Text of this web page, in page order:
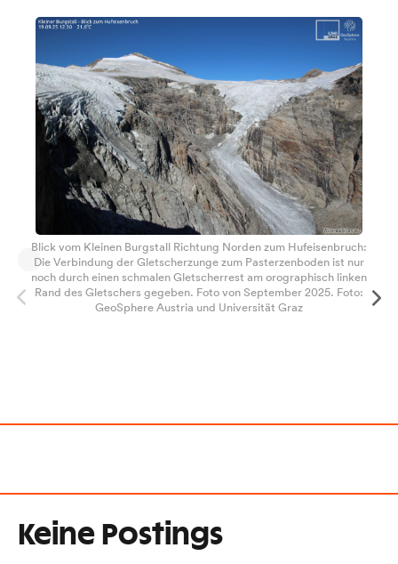
Blick vom Kleinen Burgstall Richtung Norden zum Hufeisenbruch:
Die Verbindung der Gletscherzunge zum Pasterzenboden ist nur
noch durch einen schmalen Gletscherrest am orographisch linken
Rand des Gletschers gegeben. Foto von September 2025. Foto:
GeoSphere Austria und Universität Graz
Keine Postings